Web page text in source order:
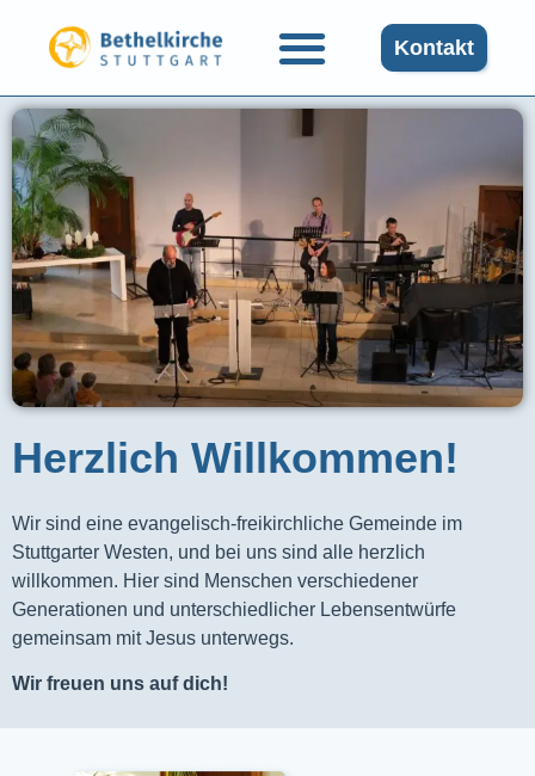
Kontakt
Herzlich Willkommen!
Wir sind eine evangelisch-freikirchliche Gemeinde im
Stuttgarter Westen, und bei uns sind alle herzlich
willkommen. Hier sind Menschen verschiedener
Generationen und unterschiedlicher Lebensentwürfe
gemeinsam mit Jesus unterwegs.
Wir freuen uns auf dich!